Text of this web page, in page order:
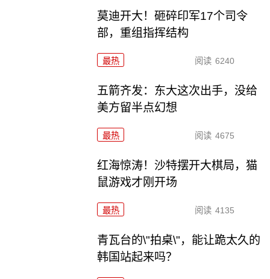
莫迪开大！砸碎印军17个司令
部，重组指挥结构
最热 阅读 6240
五箭齐发：东大这次出手，没给
美方留半点幻想
最热 阅读 4675
红海惊涛！沙特摆开大棋局，猫
鼠游戏才刚开场
最热 阅读 4135
青瓦台的\"拍桌\"，能让跪太久的
韩国站起来吗？